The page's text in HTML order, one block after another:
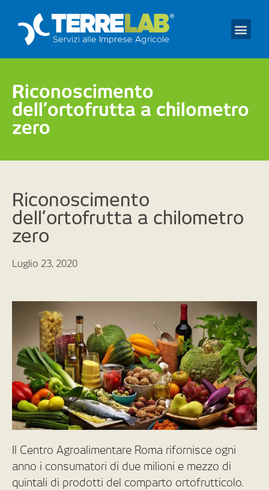
Riconoscimento
dell’ortofrutta a chilometro
zero
Riconoscimento
dell’ortofrutta a chilometro
zero
Luglio 23, 2020
Il Centro Agroalimentare Roma rifornisce ogni
anno i consumatori di due milioni e mezzo di
quintali di prodotti del comparto ortofrutticolo.